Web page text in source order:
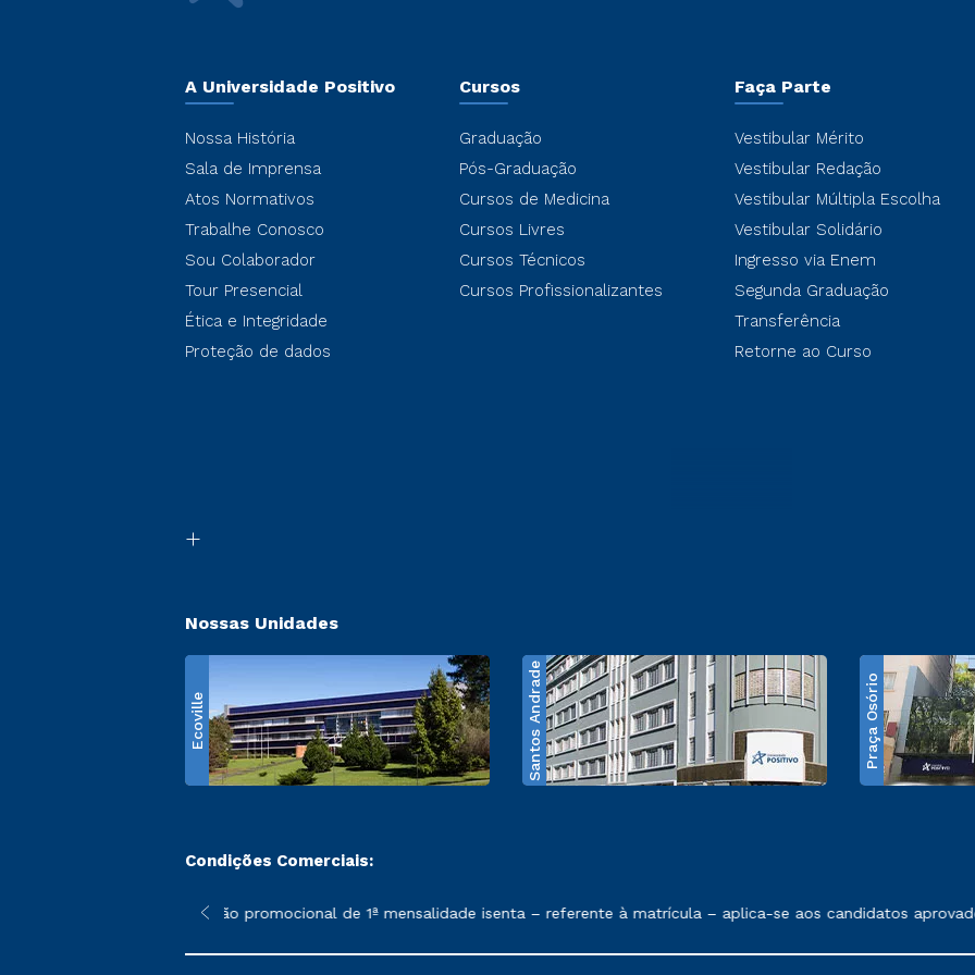
A Universidade Positivo
Nossa História
Sala de Imprensa
Atos Normativos
Trabalhe Conosco
Sou Colaborador
Tour Presencial
Ética e Integridade
Proteção de dados
Cursos
Graduação
Pós-Graduação
Cursos de Medicina
Cursos Livres
Cursos Técnicos
Cursos Profissionalizantes
Faça Parte
Vestibular Mérito
Vestibular Redação
Vestibular Múltipla Escolha
Vestibular Solidário
Ingresso via Enem
Segunda Graduação
Transferência
Retorne ao Curso
Nossas Unidades
Ecoville Santos Andrade Praça Osório
Condições Comerciais:
sofrer alterações nos períodos de rematrícula conforme exposto no contrato de prestação de serviços
*A condição promocional de 1ª mensalidade isenta – referente à matrícula – aplica-se aos candidatos